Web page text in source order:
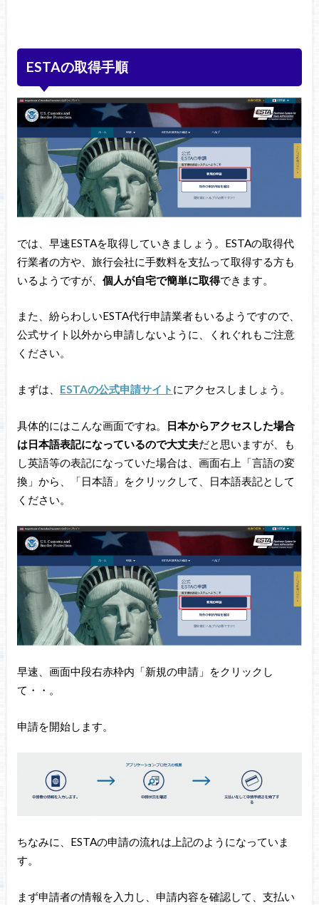
ESTAの取得手順
では、早速ESTAを取得していきましょう。ESTAの取得代
行業者の方や、旅行会社に手数料を支払って取得する方も
いるようですが、 個人が自宅で簡単に取得できます。
また、紛らわしいESTA代行申請業者もいるようですので、
公式サイト以外から申請しないように、くれぐれもご注意
ください。
まずは、 ESTAの公式申請サイト にアクセスしましょう。
具体的にはこんな画面ですね。
日本からアクセスした場合
は日本語表記になっているので大丈夫だと思いますが、も
し英語等の表記になっていた場合は、画面右上「言語の変
換」から、「日本語」をクリックして、日本語表記として
ください。
早速、画面中段右赤枠内「新規の申請」をクリックし
て・・。
申請を開始します。
ちなみに、ESTAの申請の流れは上記のようになっていま
す。
まず申請者の情報を入力し、申請内容を確認して、支払い